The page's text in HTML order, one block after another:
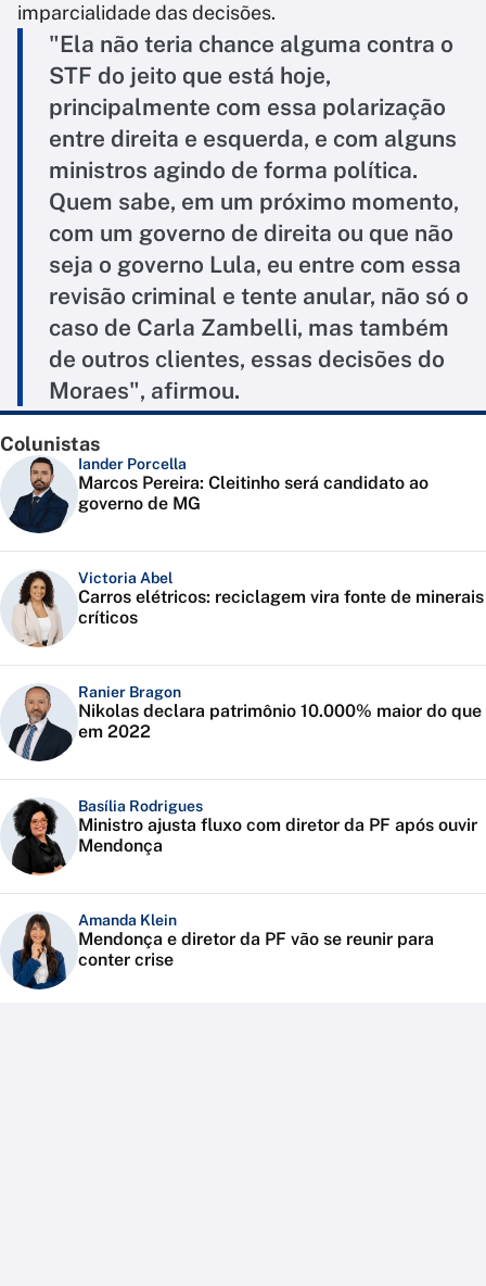
imparcialidade das decisões.
"Ela não teria chance alguma contra o
STF do jeito que está hoje,
principalmente com essa polarização
entre direita e esquerda, e com alguns
ministros agindo de forma política.
Quem sabe, em um próximo momento,
com um governo de direita ou que não
seja o governo Lula, eu entre com essa
revisão criminal e tente anular, não só o
caso de Carla Zambelli, mas também
de outros clientes, essas decisões do
Moraes", afirmou.
Colunistas
Iander Porcella
Marcos Pereira: Cleitinho será candidato ao
governo de MG
Victoria Abel
Carros elétricos: reciclagem vira fonte de minerais
críticos
Ranier Bragon
Nikolas declara patrimônio 10.000% maior do que
em 2022
Basília Rodrigues
Ministro ajusta fluxo com diretor da PF após ouvir
Mendonça
Amanda Klein
Mendonça e diretor da PF vão se reunir para
conter crise